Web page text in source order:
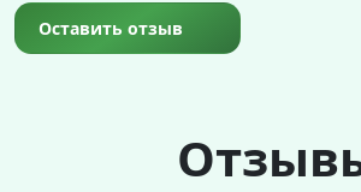
Оставить отзыв